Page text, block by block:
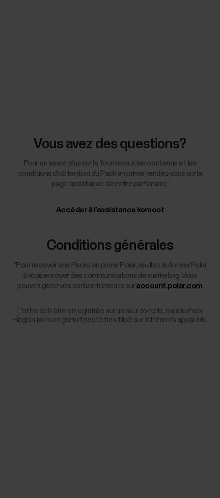
Vous avez des questions?
Pour en savoir plus sur le fournisseur, les contenus et les
conditions d'obtention du Pack en prime, rendez-vous sur la
page assistance de notre partenaire :
Accéder à l’assistance komoot
Conditions générales
*Pour recevoir vos Packs en prime Polar, veuillez autoriser Polar
à vous envoyer des communications de marketing. Vous
pouvez gérer vos consentements suraccount.polar.com
L'offre doit être enregistrée sur un seul compte, mais le Pack
Région komoot gratuit peut être utilisé sur différents appareils.